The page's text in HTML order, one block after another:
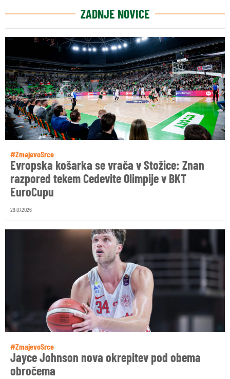
ZADNJE NOVICE
#ZmajevoSrce
Evropska košarka se vrača v Stožice: Znan
razpored tekem Cedevite Olimpije v BKT
EuroCupu
29.07.2026
#ZmajevoSrce
Jayce Johnson nova okrepitev pod obema
obročema